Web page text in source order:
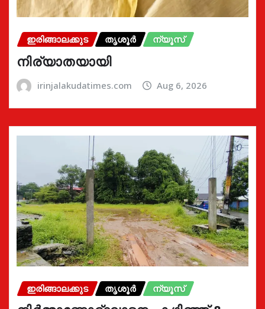
ഇരിങ്ങാലക്കുട തൃശൂർ ന്യൂസ്
നിര്യാതയായി
irinjalakudatimes.com Aug 6, 2026
ഇരിങ്ങാലക്കുട തൃശൂർ ന്യൂസ്